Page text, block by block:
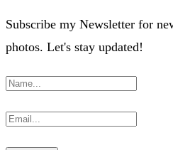
Subscribe my Newsletter for
photos. Let's stay updated!